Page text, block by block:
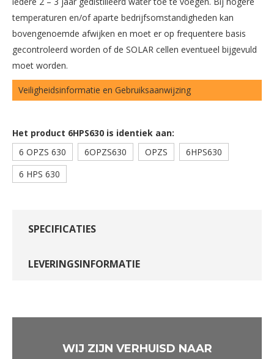
temperaturen en/of aparte bedrijfsomstandigheden kan
bovengenoemde afwijken en moet er op frequentere basis
gecontroleerd worden of de SOLAR cellen eventueel bijgevuld
moet worden.
Veiligheidsinformatie en Gebruiksaanwijzing
Het product 6HPS630 is identiek aan:
6 OPZS 630
6OPZS630 OPZS
6HPS630
6 HPS 630
SPECIFICATIES
LEVERINGSINFORMATIE
WIJ ZIJN VERHUISD NAAR